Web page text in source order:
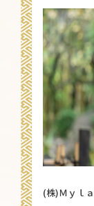
(株)Ｍｙｌ